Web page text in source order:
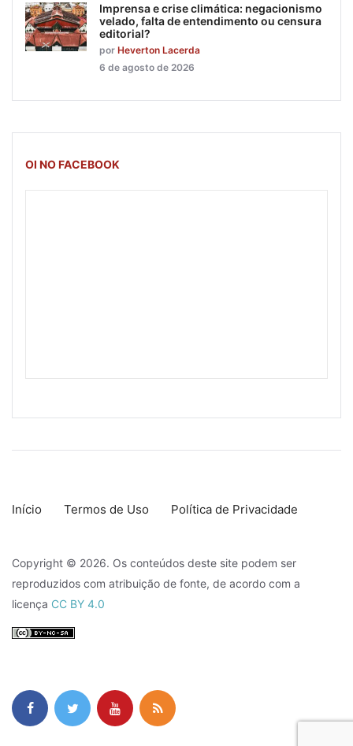
Imprensa e crise climática: negacionismo
velado, falta de entendimento ou censura
editorial?
por Heverton Lacerda
6 de agosto de 2026
OI NO FACEBOOK
Início Termos de Uso Política de Privacidade
Copyright © 2026. Os conteúdos deste site podem ser
reproduzidos com atribuição de fonte, de acordo com a
licença CC BY 4.0